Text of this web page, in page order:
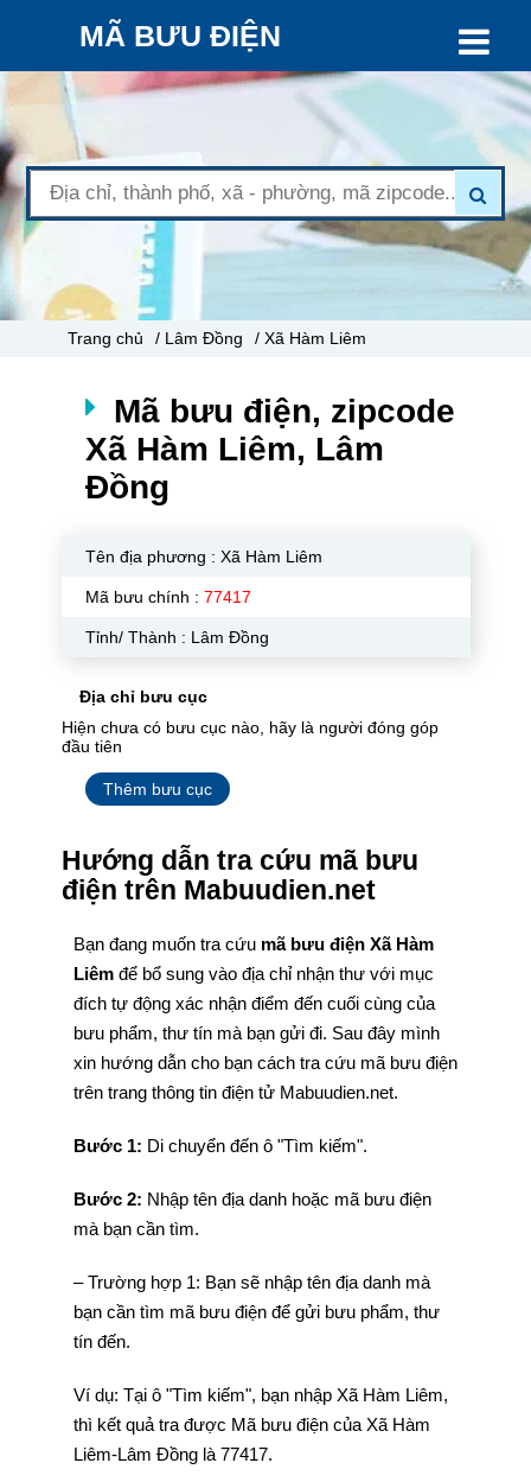
MÃ BƯU ĐIỆN
Trang chủ / Lâm Đồng / Xã Hàm Liêm
Mã bưu điện, zipcode
Xã Hàm Liêm, Lâm
Đồng
Tên địa phương : Xã Hàm Liêm
Mã bưu chính : 77417
Tỉnh/ Thành : Lâm Đồng
Địa chỉ bưu cục
Hiện chưa có bưu cục nào, hãy là người đóng góp
đầu tiên
Thêm bưu cục
Hướng dẫn tra cứu mã bưu
điện trên Mabuudien.net
Bạn đang muốn tra cứu mã bưu điện Xã Hàm
Liêm để bổ sung vào địa chỉ nhận thư với mục
đích tự động xác nhận điểm đến cuối cùng của
bưu phẩm, thư tín mà bạn gửi đi. Sau đây mình
xin hướng dẫn cho bạn cách tra cứu mã bưu điện
trên trang thông tin điện tử Mabuudien.net.
Bước 1: Di chuyển đến ô "Tìm kiếm".
Bước 2: Nhập tên địa danh hoặc mã bưu điện
mà bạn cần tìm.
– Trường hợp 1: Bạn sẽ nhập tên địa danh mà
bạn cần tìm mã bưu điện để gửi bưu phẩm, thư
tín đến.
Ví dụ: Tại ô "Tìm kiếm", bạn nhập Xã Hàm Liêm,
thì kết quả tra được Mã bưu điện của Xã Hàm
Liêm-Lâm Đồng là 77417.